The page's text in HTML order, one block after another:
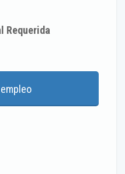
Requerida